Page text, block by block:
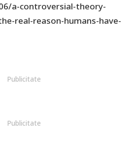
a-controversial-theory-
real-reason-humans-have-
Publicitate
Publicitate